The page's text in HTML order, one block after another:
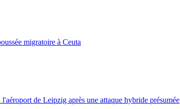
migratoire à Ceuta
de Leipzig après une attaque hybride présumée